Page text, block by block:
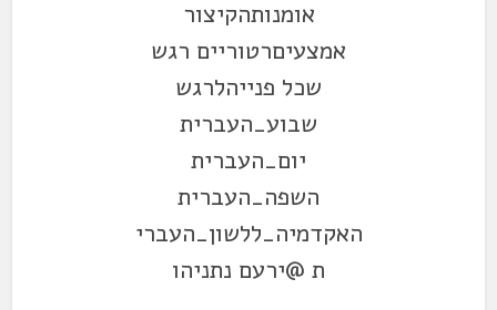
אומנותהקיצור
אמצעיםרטוריים רגש
שכל פנייהלרגש
שבוע_העברית
יום_העברית
השפה_העברית
האקדמיה_ללשון_העברי
ת @ירעם נתניהו